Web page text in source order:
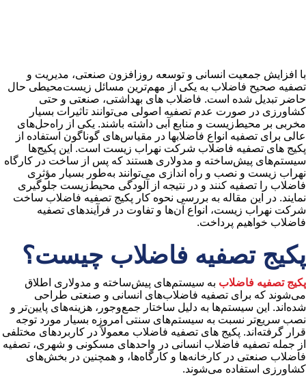
با افزایش جمعیت انسانی و توسعه روزافزون صنعتی، مدیریت و
تصفیه صحیح فاضلاب به یکی از مهم‌ترین مسائل زیست‌محیطی حال
حاضر تبدیل شده است. فاضلاب‌ های بهداشتی، صنعتی و حتی
کشاورزی در صورت عدم تصفیه اصولی می‌توانند تاثیرات بسیار
مخربی بر محیط‌زیست و منابع آبی داشته باشند. یکی از راه‌حل‌های
عالی برای تصفیه انواع فاضلابها در مقیاس‌های گوناگون استفاده از
پکیج ‌های تصفیه فاضلاب شرکت نهراب زیست است. این پکیج‌ها
سیستم‌های پیش‌ساخته و مدولاری هستند که پس از ساخت در کارگاه
نهراب زیست و نصب و راه اندازی می‌توانند به‌طور بسیار مؤثری
فاضلاب را تصفیه کنند و در نتیجه از آلودگی محیط‌زیست جلوگیری
نمایند. در این مقاله به بررسی نحوه کار پکیج تصفیه فاضلاب ساخت
شرکت نهراب زیست، انواع آن‌ها و تفاوت در فرآیندهای تصفیه
فاضلاب خواهیم پرداخت.
پکیج تصفیه فاضلاب چیست؟
پکیج تصفیه فاضلاب به سیستم‌های پیش‌ساخته و مدولاری اطلاق
می‌شوند که برای تصفیه فاضلاب‌های انسانی و صنعتی طراحی
شده‌اند. این سیستم‌ها به دلیل ساختار جمع‌وجور، هزینه‌های پایین‌تر و
نصب سریع‌تر نسبت به سیستم‌های سنتی امروزه بسیار مورد توجه
قرار گرفته‌اند. پکیج ‌های تصفیه فاضلاب معمولاً در کاربردهای مختلفی
از جمله تصفیه فاضلاب انسانی در واحدهای مسکونی و شهری، تصفیه
فاضلاب صنعتی در کارخانه‌ها و کارگاه‌ها، و همچنین در بخش‌های
کشاورزی استفاده می‌شوند.